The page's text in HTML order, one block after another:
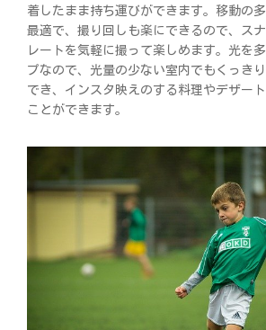
着したまま持ち運びができます。移動の
最適で、撮り回しも楽にできるので、ス
レートを気軽に撮って楽しめます。光を
プなので、光量の少ない室内でもくっき
でき、インスタ映えのする料理やデザー
ことができます。